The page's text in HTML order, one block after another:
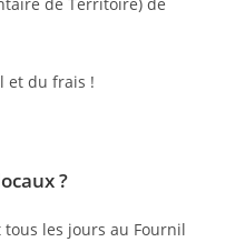
et du frais !
?
les jours au Fournil